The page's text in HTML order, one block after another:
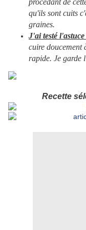
procédant de
qu'ils sont cuits
graines.
J'ai testé
cuire doucement
rapide. Je garde
Recette